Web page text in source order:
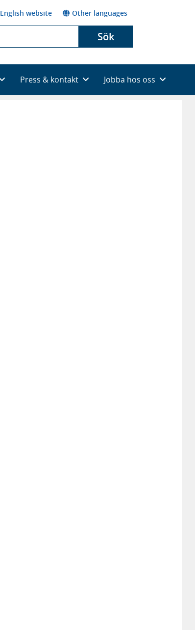
English website Other languages
Sök
Press & kontakt Jobba hos oss